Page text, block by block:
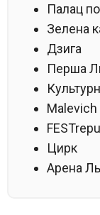
Палац
Зелена
Дзига
Перша
Цирк
Арена